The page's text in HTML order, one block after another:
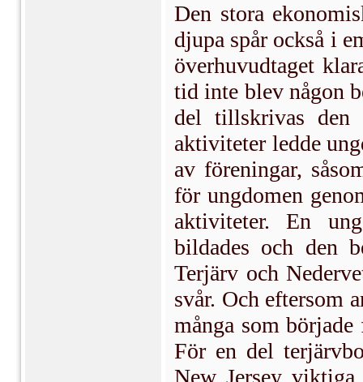
Den stora
djupa spår också i
överhuvudtaget
tid inte blev någon
del tillskrivas den
aktiviteter ledde
av föreningar,
för ungdomen
aktiviteter. En
bildades och den
Terjärv och
svår. Och eftersom
många som
För en del
New Jersey